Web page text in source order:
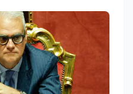
sociali, cercando di
stile chiaro, divulgativo,
alla veridicità. Tra
ci sono lo sport, la cucina,
up comedy: un
porta anche a
scrittura di testi comici.